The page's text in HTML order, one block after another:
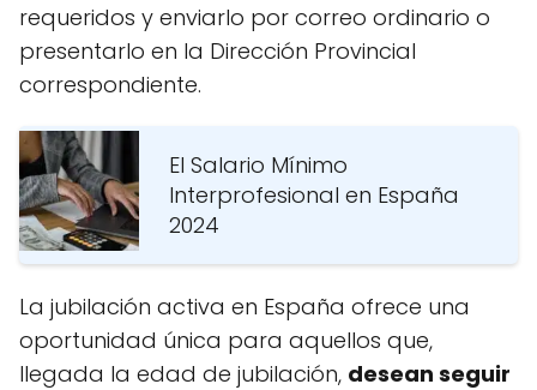
requeridos y enviarlo por correo ordinario o
presentarlo en la Dirección Provincial
correspondiente.
El Salario Mínimo
Interprofesional en España
2024
La jubilación activa en España ofrece una
oportunidad única para aquellos que,
llegada la edad de jubilación, desean seguir